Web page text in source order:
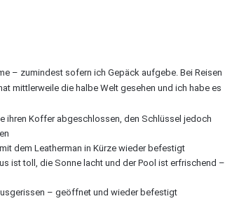
– zumindest sofern ich Gepäck aufgebe. Bei Reisen
mittlerweile die halbe Welt gesehen und ich habe es
ihren Koffer abgeschlossen, den Schlüssel jedoch
dem Leatherman in Kürze wieder befestigt
ist toll, die Sonne lacht und der Pool ist erfrischend –
– geöffnet und wieder befestigt